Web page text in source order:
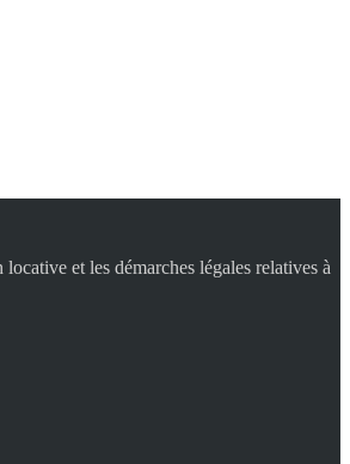
et les démarches légales relatives à